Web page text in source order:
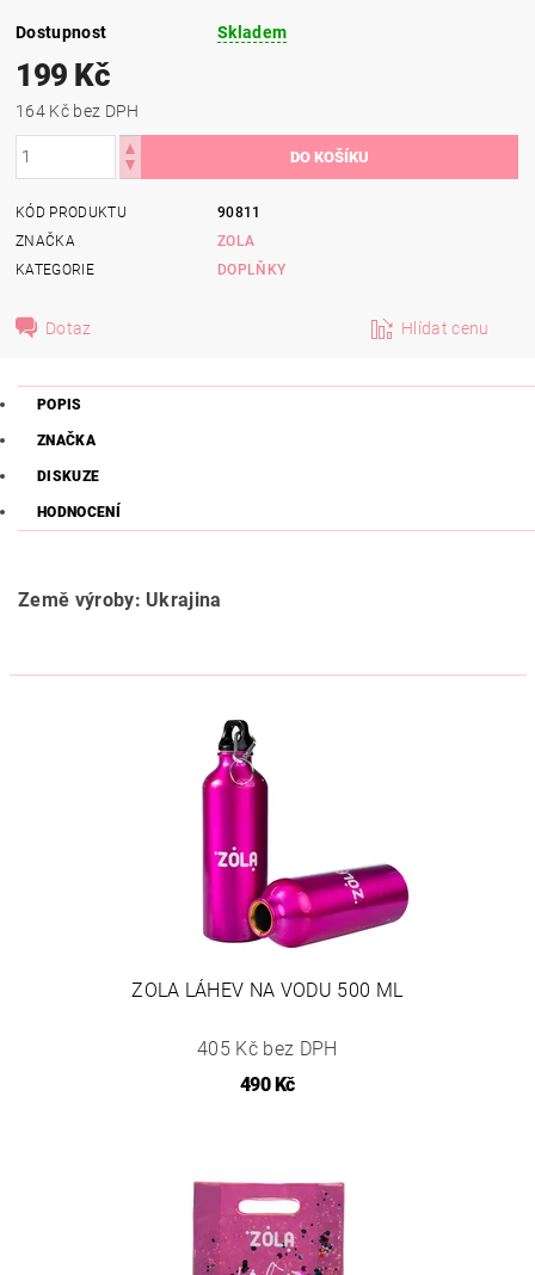
Dostupnost Skladem
199 Kč
164 Kč bez DPH
KÓD PRODUKTU
90811
ZNAČKA
ZOLA
KATEGORIE
DOPLŇKY
Dotaz Hlídat cenu
POPIS
ZNAČKA
DISKUZE
HODNOCENÍ
Země výroby: Ukrajina
ZOLA LÁHEV NA VODU 500 ML
405 Kč bez DPH
490 Kč